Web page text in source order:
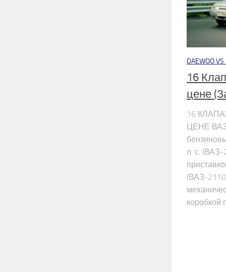
DAEWOO VS
16
цене
16
ЦЕНЕ
л. с. (ВАЗ-
(ВАЗ-
коробкой